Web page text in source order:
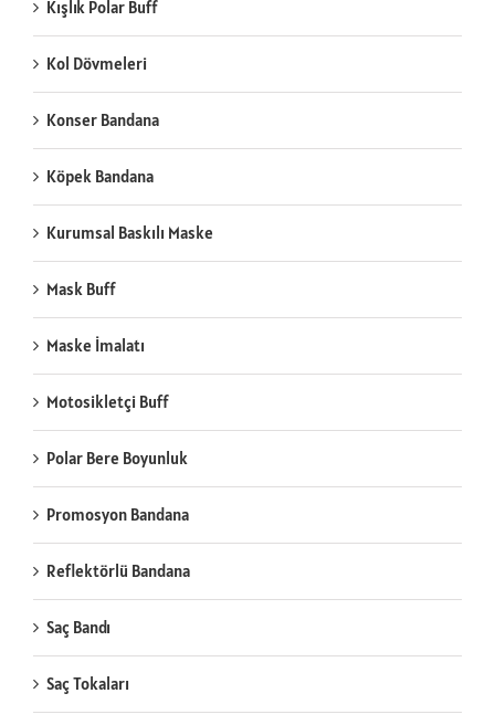
Kışlık Polar Buff
Kol Dövmeleri
Konser Bandana
Köpek Bandana
Kurumsal Baskılı Maske
Mask Buff
Maske İmalatı
Motosikletçi Buff
Polar Bere Boyunluk
Promosyon Bandana
Reflektörlü Bandana
Saç Bandı
Saç Tokaları